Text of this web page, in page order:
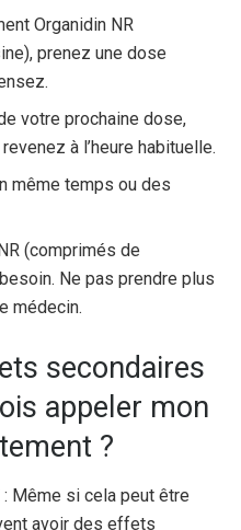
Organidin NR
prenez une dose
votre prochaine dose,
à l’heure habituelle.
même temps ou des
(comprimés de
Ne pas prendre plus
médecin.
secondaires
appeler mon
?
: Même si cela peut être
avoir des effets